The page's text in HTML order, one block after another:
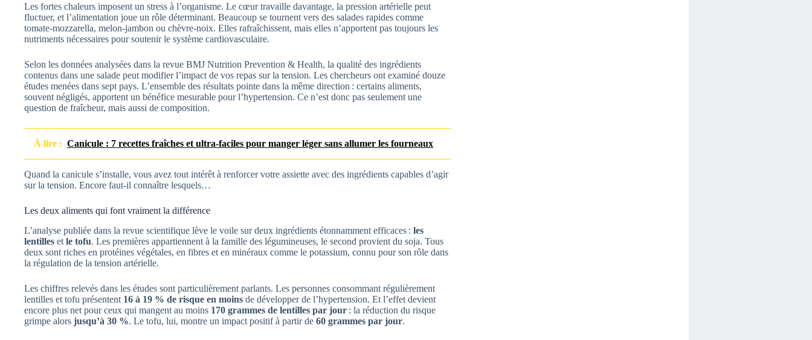
Les fortes chaleurs imposent un stress à l’organisme. Le cœur travaille davantage, la pression artérielle peut
fluctuer, et l’alimentation joue un rôle déterminant. Beaucoup se tournent vers des salades rapides comme
tomate‑mozzarella, melon‑jambon ou chèvre‑noix. Elles rafraîchissent, mais elles n’apportent pas toujours les
nutriments nécessaires pour soutenir le système cardiovasculaire.
Selon les données analysées dans la revue BMJ Nutrition Prevention & Health, la qualité des ingrédients
contenus dans une salade peut modifier l’impact de vos repas sur la tension. Les chercheurs ont examiné douze
études menées dans sept pays. L’ensemble des résultats pointe dans la même direction : certains aliments,
souvent négligés, apportent un bénéfice mesurable pour l’hypertension. Ce n’est donc pas seulement une
question de fraîcheur, mais aussi de composition.
À lire : Canicule : 7 recettes fraîches et ultra-faciles pour manger léger sans allumer les fourneaux
Quand la canicule s’installe, vous avez tout intérêt à renforcer votre assiette avec des ingrédients capables d’agir
sur la tension. Encore faut‑il connaître lesquels…
Les deux aliments qui font vraiment la différence
L’analyse publiée dans la revue scientifique lève le voile sur deux ingrédients étonnamment efficaces : les
lentilles et le tofu. Les premières appartiennent à la famille des légumineuses, le second provient du soja. Tous
deux sont riches en protéines végétales, en fibres et en minéraux comme le potassium, connu pour son rôle dans
la régulation de la tension artérielle.
Les chiffres relevés dans les études sont particulièrement parlants. Les personnes consommant régulièrement
lentilles et tofu présentent 16 à 19 % de risque en moins de développer de l’hypertension. Et l’effet devient
encore plus net pour ceux qui mangent au moins 170 grammes de lentilles par jour : la réduction du risque
grimpe alors jusqu’à 30 %. Le tofu, lui, montre un impact positif à partir de 60 grammes par jour.